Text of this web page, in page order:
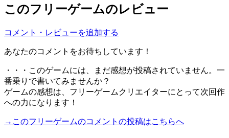
このフリーゲームのレビュー
コメント・レビューを追加する
あなたのコメントをお待ちしています！
・・・このゲームには、まだ感想が投稿されていません。一
番乗りで書いてみませんか？
ゲームの感想は、フリーゲームクリエイターにとって次回作
への力になります！
→このフリーゲームのコメントの投稿はこちらへ